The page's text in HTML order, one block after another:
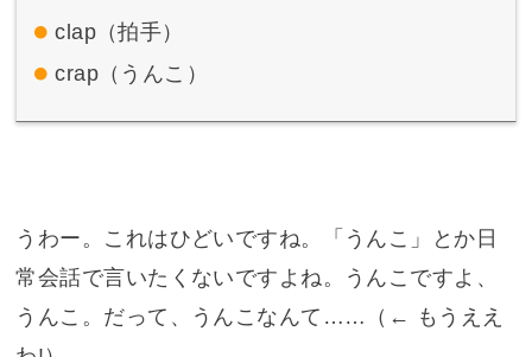
clap（拍手）
crap（うんこ）
うわー。これはひどいですね。「うんこ」とか日
常会話で言いたくないですよね。うんこですよ、
うんこ。だって、うんこなんて……（← もうええ